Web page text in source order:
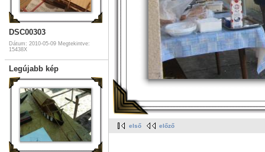
DSC00303
Dátum: 2010-05-09 Megtekintve:
15438X
Legújabb kép
első előző